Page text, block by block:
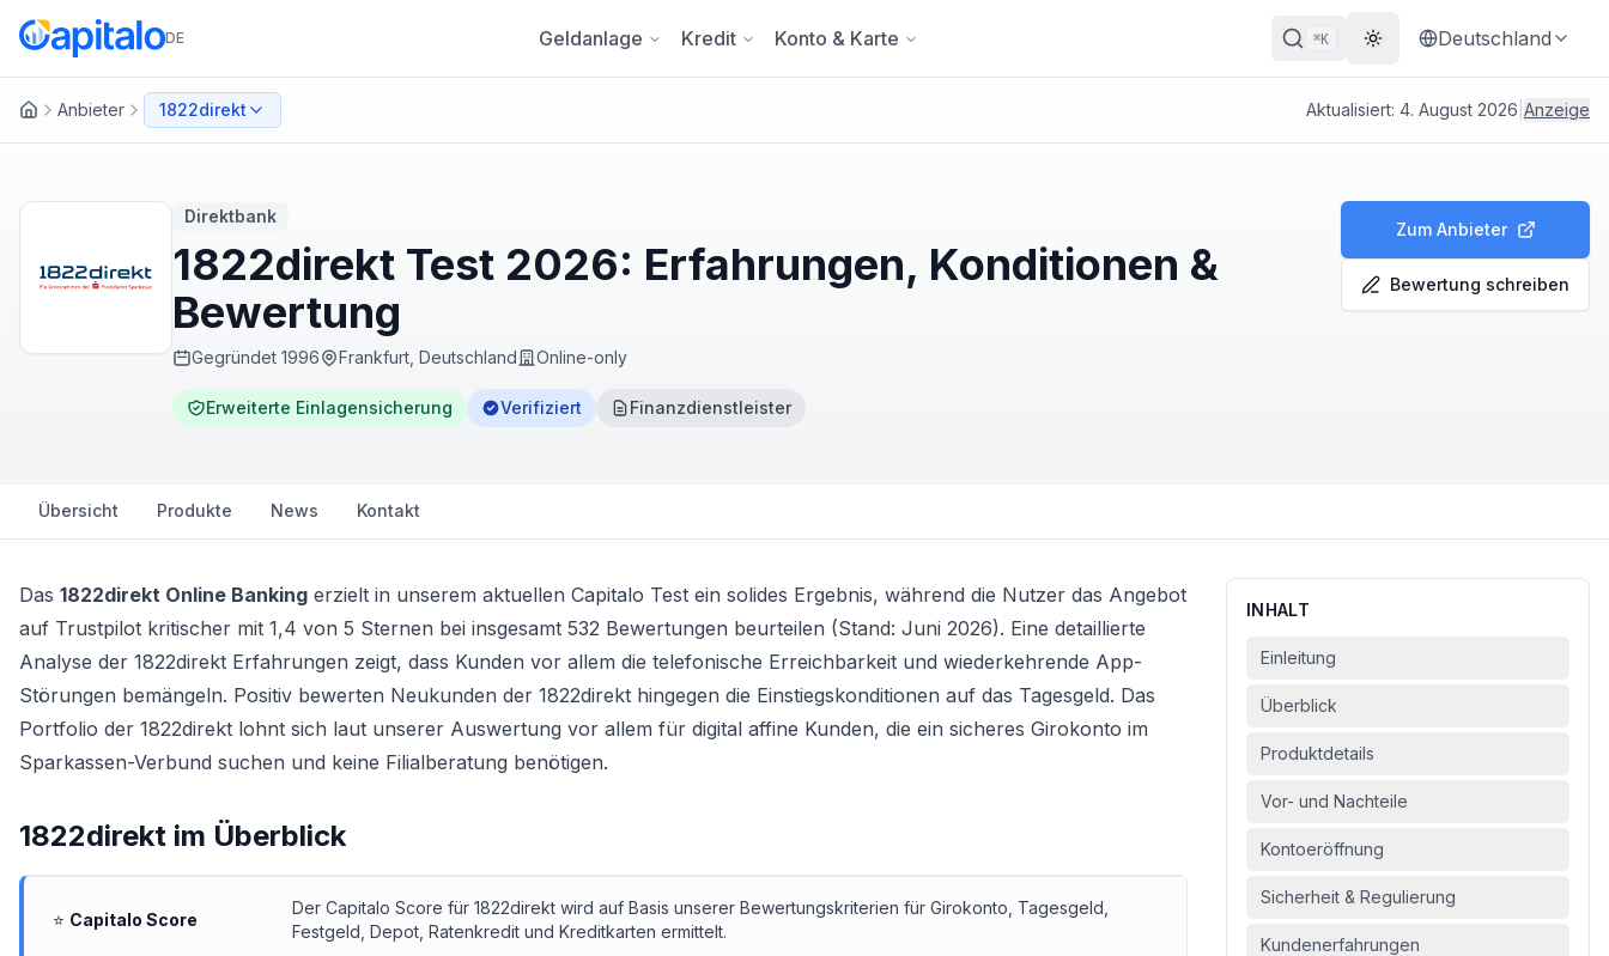
DE Geldanlage Kredit Konto & Karte ⌘K Theme wechseln
Deutschland
Anbieter 1822direkt Aktualisiert: 4. August 2026 Anzeige
Direktbank
1822direkt Test 2026: Erfahrungen, Konditionen &
Bewertung
Gegründet 1996 Frankfurt, Deutschland Online-only
Erweiterte Einlagensicherung Verifiziert Finanzdienstleister
Zum Anbieter
Bewertung schreiben
Übersicht Produkte News Kontakt
Das 1822direkt Online Banking erzielt in unserem aktuellen Capitalo Test ein solides Ergebnis, während die Nutzer das Angebot
auf Trustpilot kritischer mit 1,4 von 5 Sternen bei insgesamt 532 Bewertungen beurteilen (Stand: Juni 2026). Eine detaillierte
Analyse der 1822direkt Erfahrungen zeigt, dass Kunden vor allem die telefonische Erreichbarkeit und wiederkehrende App-
Störungen bemängeln. Positiv bewerten Neukunden der 1822direkt hingegen die Einstiegskonditionen auf das Tagesgeld. Das
Portfolio der 1822direkt lohnt sich laut unserer Auswertung vor allem für digital affine Kunden, die ein sicheres Girokonto im
Sparkassen-Verbund suchen und keine Filialberatung benötigen.
1822direkt im Überblick
⭐ Capitalo Score
Der Capitalo Score für 1822direkt wird auf Basis unserer Bewertungskriterien für Girokonto, Tagesgeld,
Festgeld, Depot, Ratenkredit und Kreditkarten ermittelt.
INHALT
Einleitung
Überblick
Produktdetails
Vor- und Nachteile
Kontoeröffnung
Sicherheit & Regulierung
Kundenerfahrungen